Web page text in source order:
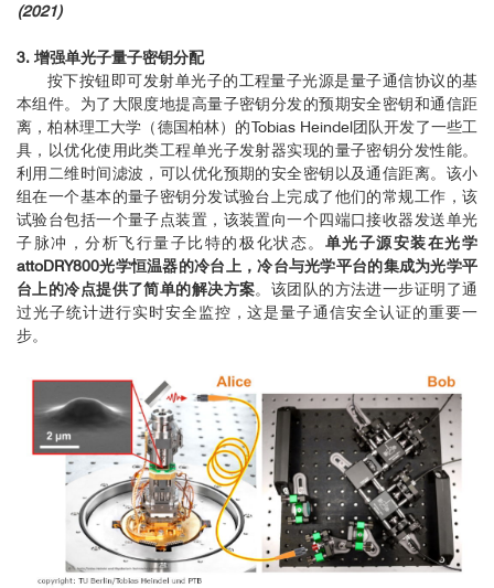
(2021)
3. 增强单光子量子密钥分配
按下按钮即可发射单光子的工程量子光源是量子通信协议的基
本组件。为了大限度地提高量子密钥分发的预期安全密钥和通信距
离，柏林理工大学（德国柏林）的Tobias Heindel团队开发了一些工
具，以优化使用此类工程单光子发射器实现的量子密钥分发性能。
利用二维时间滤波，可以优化预期的安全密钥以及通信距离。该小
组在一个基本的量子密钥分发试验台上完成了他们的常规工作，该
试验台包括一个量子点装置，该装置向一个四端口接收器发送单光
子脉冲，分析飞行量子比特的极化状态。 单光子源安装在光学
attoDRY800光学恒温器的冷台上，冷台与光学平台的集成为光学平
台上的冷点提供了简单的解决方案。该团队的方法进一步证明了通
过光子统计进行实时安全监控，这是量子通信安全认证的重要一
步。